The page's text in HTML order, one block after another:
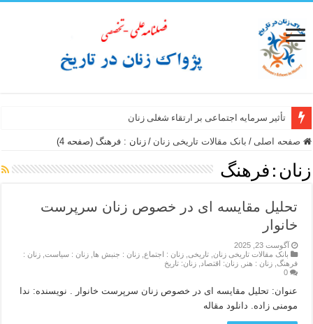
تأثیر سرمایه اجتماعی بر ارتقاء شغلی زنان
صفحه اصلی / بانک مقالات تاریخی زنان / زنان : فرهنگ (صفحه 4)
زنان : فرهنگ
تحلیل مقایسه ای در خصوص زنان سرپرست
خانوار
آگوست 23, 2025
بانک مقالات تاریخی زنان ,تاریخی ,زنان : اجتماع ,زنان : جنبش ها ,زنان : سیاست ,زنان :
فرهنگ ,زنان : هنر ,زنان: اقتصاد ,زنان: تاریخ
0
عنوان: تحلیل مقایسه ای در خصوص زنان سرپرست خانوار . نویسنده: ندا
مومنی زاده. دانلود مقاله